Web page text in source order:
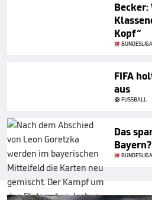
Kopf“
BUNDESLIGA
FIFA
aus
FUSSBALL
Das
Bayern?
BUNDESLIGA